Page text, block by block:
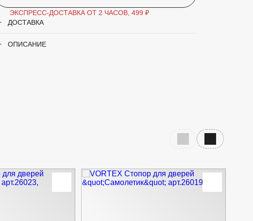
ЭКСПРЕСС-ДОСТАВКА ОТ 2 ЧАСОВ, 499 ₽
ДОСТАВКА
ОПИСАНИЕ
Предыдущий слайд
Следующий